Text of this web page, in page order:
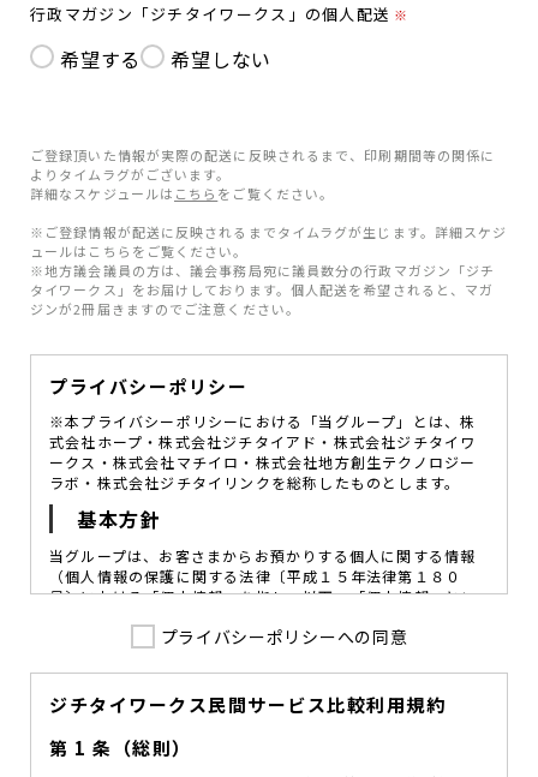
行政マガジン「ジチタイワークス」の個人配送 ※
希望する 希望しない
ご登録頂いた情報が実際の配送に反映されるまで、印刷期間等の関係に
よりタイムラグがございます。
詳細なスケジュールは こちら をご覧ください。
※ご登録情報が配送に反映されるまでタイムラグが生じます。詳細スケジ
ュールはこちらをご覧ください。
※地方議会議員の方は、議会事務局宛に議員数分の行政マガジン「ジチ
タイワークス」をお届けしております。個人配送を希望されると、マガ
ジンが2冊届きますのでご注意ください。
プライバシーポリシー
※本プライバシーポリシーにおける「当グループ」とは、株
式会社ホープ・株式会社ジチタイアド・株式会社ジチタイワ
ークス・株式会社マチイロ・株式会社地方創生テクノロジー
ラボ・株式会社ジチタイリンクを総称したものとします。
基本方針
当グループは、お客さまからお預かりする個人に関する情報
（個人情報の保護に関する法律〔平成１５年法律第１８０
号〕における「個人情報」を指し、以下、「個人情報」とい
図ることが、重要な社会的責務であると考えております。
を定め、役員及び従業員に個人情報保護の重要性の認識と取
組みを徹底させることによって、個人情報の適切な取り扱い
に努めてまいります。
プライバシーポリシーへの同意
ジチタイワークス民間サービス比較利用規約
第 1 条（総則）